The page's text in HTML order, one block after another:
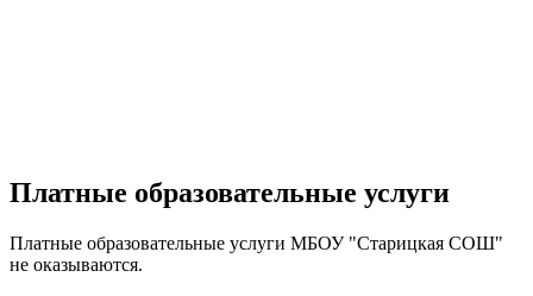
Платные образовательные услуги
Платные образовательные услуги МБОУ "Старицкая СОШ"
не оказываются.